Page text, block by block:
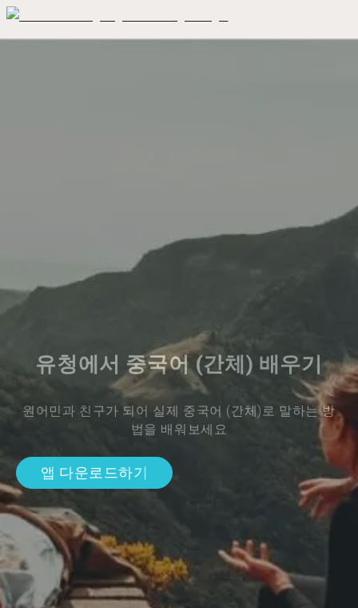
유청에서 중국어 (간체) 배우기
원어민과 친구가 되어 실제 중국어 (간체)로 말하는 방
법을 배워보세요
앱 다운로드하기